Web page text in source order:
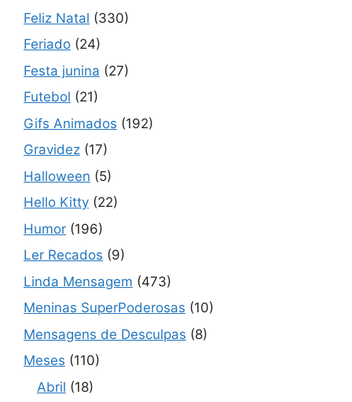
Feliz Natal (330)
Feriado (24)
Festa junina (27)
Futebol (21)
Gifs Animados (192)
Gravidez (17)
Halloween (5)
Hello Kitty (22)
Humor (196)
Ler Recados (9)
Linda Mensagem (473)
Meninas SuperPoderosas (10)
Mensagens de Desculpas (8)
Meses (110)
Abril (18)